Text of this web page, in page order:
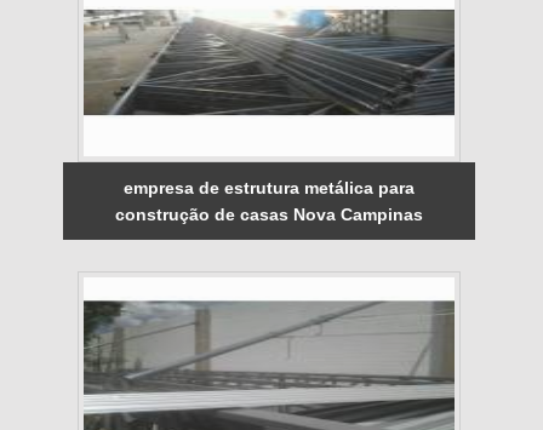
empresa de estrutura metálica para
construção de casas Nova Campinas